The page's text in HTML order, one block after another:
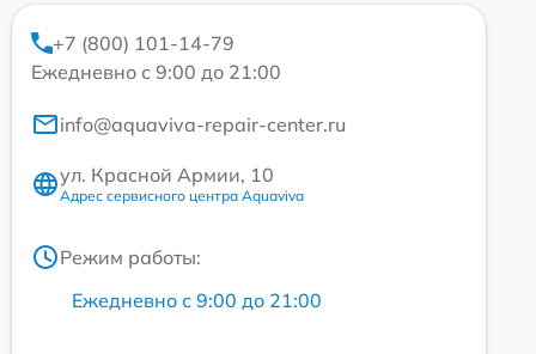
+7 (800) 101-14-79
Ежедневно с 9:00 до 21:00
info@aquaviva-repair-center.ru
ул. Красной Армии, 10
Адрес сервисного центра Aquaviva
Режим работы:
Ежедневно с 9:00 до 21:00